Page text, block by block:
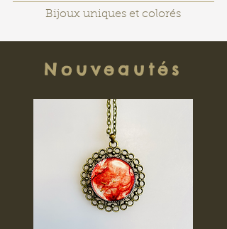
Bijoux uniques et colorés
Nouveautés